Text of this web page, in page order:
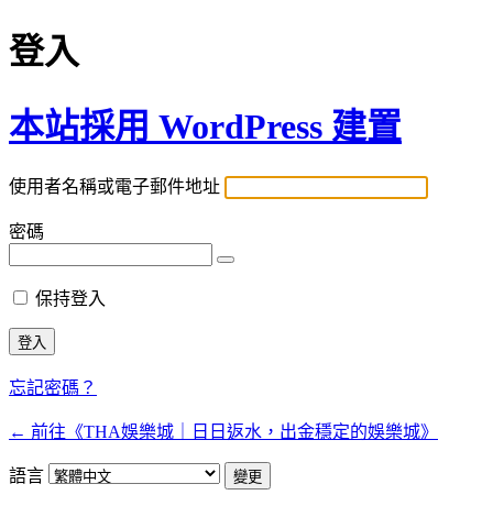
登入
本站採用 WordPress 建置
使用者名稱或電子郵件地址
密碼
保持登入
忘記密碼？
← 前往《THA娛樂城｜日日返水，出金穩定的娛樂城》
語言